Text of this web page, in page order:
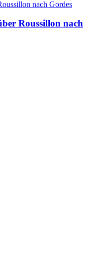
Roussillon nach